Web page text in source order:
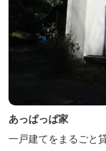
あっぱっぱ家
一戸建てをまるごと